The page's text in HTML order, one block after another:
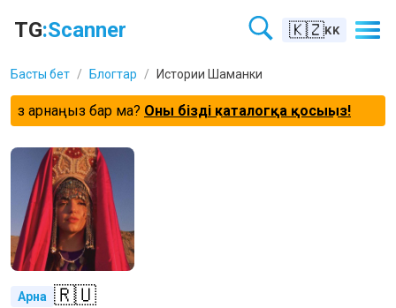
TG:Scanner 🇰🇿KK
Басты бет / Блогтар / Истории Шаманки
Өз арнаңыз бар ма? Оны біздің каталогқа қосыңыз!
Арна 🇷🇺